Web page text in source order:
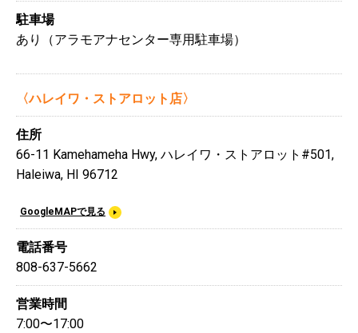
駐車場
あり（アラモアナセンター専用駐車場）
〈ハレイワ・ストアロット店〉
住所
66-11 Kamehameha Hwy, ハレイワ・ストアロット#501,
Haleiwa, HI 96712
GoogleMAPで見る
電話番号
808-637-5662
営業時間
7:00〜17:00